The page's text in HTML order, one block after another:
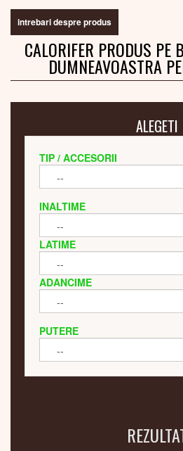
intrebari despre produs
CALORIFER PRODUS PE
DUMNEAVOASTRA
ALEGETI
TIP / ACCESORII
INALTIME
LATIME
ADANCIME
PUTERE